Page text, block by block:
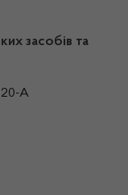
засобів та
А